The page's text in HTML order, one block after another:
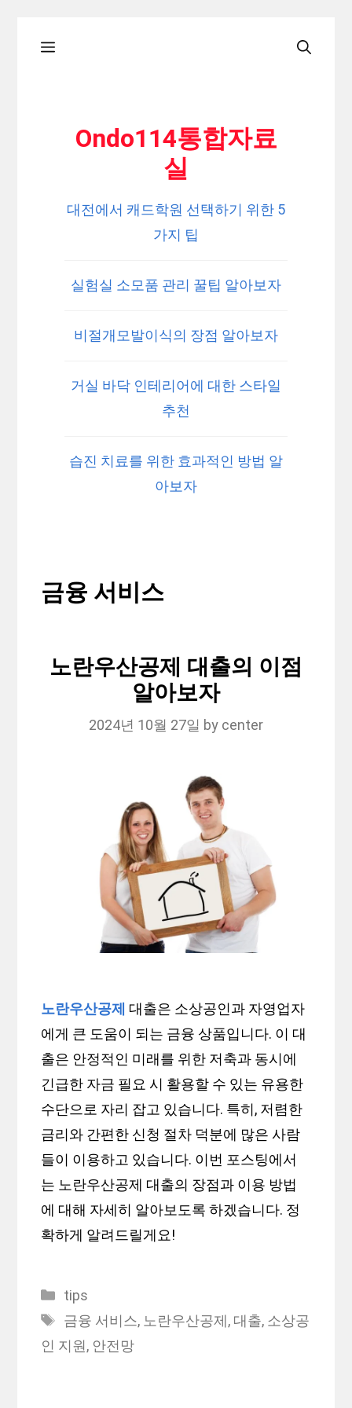
Menu
Ondo114통합자료
실
대전에서 캐드학원 선택하기 위한 5
가지 팁
실험실 소모품 관리 꿀팁 알아보자
비절개모발이식의 장점 알아보자
거실 바닥 인테리어에 대한 스타일
추천
습진 치료를 위한 효과적인 방법 알
아보자
금융 서비스
노란우산공제 대출의 이점
알아보자
2024년 10월 27일 by center
노란우산공제 대출은 소상공인과 자영업자
에게 큰 도움이 되는 금융 상품입니다. 이 대
출은 안정적인 미래를 위한 저축과 동시에
긴급한 자금 필요 시 활용할 수 있는 유용한
수단으로 자리 잡고 있습니다. 특히, 저렴한
금리와 간편한 신청 절차 덕분에 많은 사람
들이 이용하고 있습니다. 이번 포스팅에서
는 노란우산공제 대출의 장점과 이용 방법
에 대해 자세히 알아보도록 하겠습니다. 정
확하게 알려드릴게요!
Categories
tips
Tags
금융 서비스, 노란우산공제, 대출, 소상공
인 지원, 안전망